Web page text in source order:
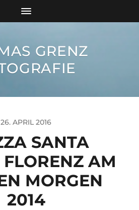
GRENZ
26. APRIL 2016
SANTA
FLORENZ AM
MORGEN
2014